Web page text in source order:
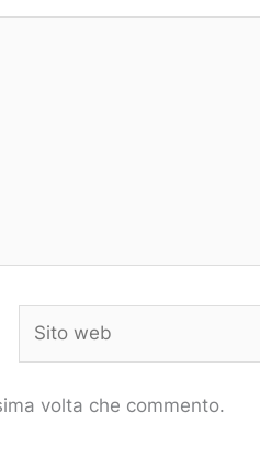
web
volta che commento.